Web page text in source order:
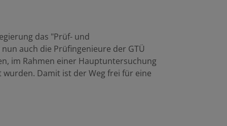
das "Prüf- und
auch die Prüfingenieure der GTÜ
im Rahmen einer Hauptuntersuchung
wurden. Damit ist der Weg frei für eine